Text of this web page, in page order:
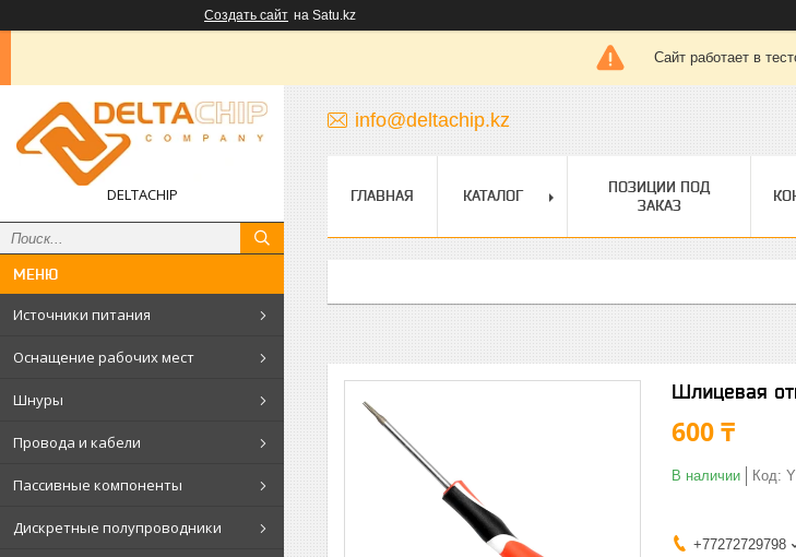
Создать сайт на Satu.kz
Сайт работает в
DELTACHIP
Источники питания
Оснащение рабочих мест
Шнуры
Провода и кабели
Пассивные компоненты
Дискретные полупроводники
info@deltachip.kz
ГЛАВНАЯ КАТАЛОГ
ПОЗИЦИИ ПОД
ЗАКАЗ
Шлицевая
600 ₸
В наличии Код:
+77272729798